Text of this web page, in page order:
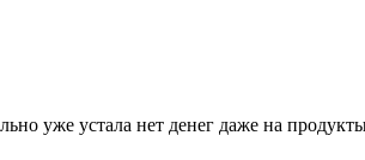
уже устала нет денег даже на